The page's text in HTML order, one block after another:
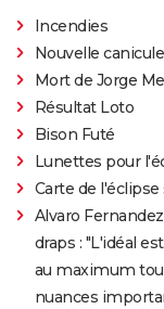
Incendies
Nouvelle canicule
Mort de Jorge
Résultat Loto
Bison Futé
Lunettes pour
Carte de l'éclipse
Alvaro
draps : "L'idéal
au maximum
nuances